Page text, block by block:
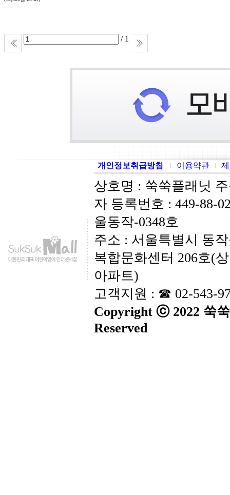
/ 1
개인정보취급방침 이용약관
상호명 : 쑥쑥플래닛
자 등록번호 : 449-88-
울동작-0348호
주소 : 서울특별시 동
복합문화센터 206호(
아파트)
고객지원 : ☎ 02-543-
Copyright ⓒ 2022 쑥
Reserved